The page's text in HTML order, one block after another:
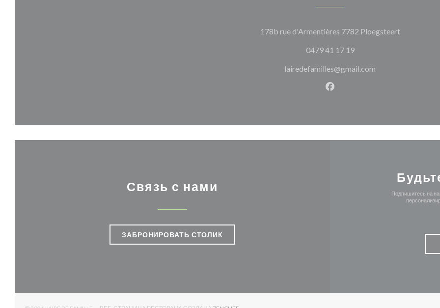
178b rue d'Armentières 7782 Ploegsteert
0479 41 17 19
lairedefamilles@gmail.com
Facebook ((открывается в
Связь с нами
ЗАБРОНИРОВАТЬ СТОЛИК
Подпишитесь на